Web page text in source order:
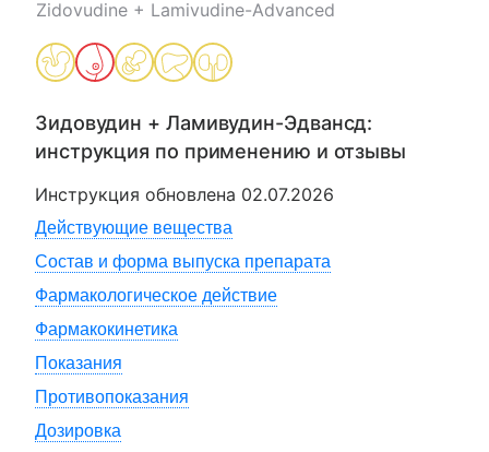
Zidovudine + Lamivudine-Advanced
Зидовудин + Ламивудин-Эдвансд:
инструкция по применению и отзывы
Инструкция обновлена 02.07.2026
Действующие вещества
Состав и форма выпуска препарата
Фармакологическое действие
Фармакокинетика
Показания
Противопоказания
Дозировка